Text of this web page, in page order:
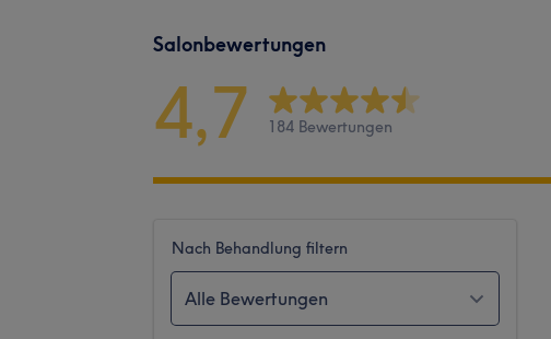
Salonbewertungen
4,7 184 Bewertungen
Nach Behandlung filtern
Alle Bewertungen